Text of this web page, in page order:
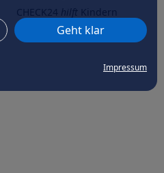
Geht klar
Impressum
CHECK24hilftder Natur